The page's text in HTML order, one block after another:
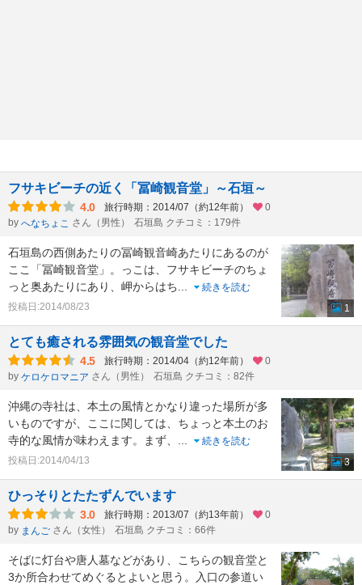
フサキビーチの近く「冨崎観音堂」～石垣～
4.0 旅行時期：2014/07（約12年前）
0
by へなちょこ さん（男性） 石垣島 クチコミ：179件
石垣島の西側あたりの冨崎観音崎あたりにあるのが
ここ「冨崎観音堂」。っこは、フサキビーチのちょ
っと奥あたりにあり、岬からはち
続きを読む
投稿日:2014/08/23
1
とても癒される雰囲気の観音堂でした
4.5 旅行時期：2014/04（約12年前）
0
by ケロケロマニア さん（男性） 石垣島 クチコミ：82件
沖縄の寺社は、本土の風情とかなり違った場所が多
いものですが、ここに関しては、ちょっと本土のお
寺的な風情が味わえます。まず、
続きを読む
投稿日:2014/04/13
3
ひっそりとたたずんでいます
3.0 旅行時期：2013/07（約13年前）
0
by まんご さん（女性） 石垣島 クチコミ：66件
そばに灯台や唐人墓などがあり、こちらの観音堂と
3か所合わせてめぐるとよいと思う。入口の参道い